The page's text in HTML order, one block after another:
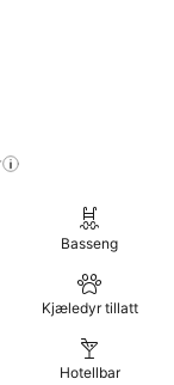
Basseng
Kjæledyr tillatt
Hotellbar